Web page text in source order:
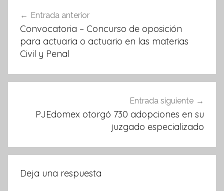
o
k
p
de
entradas
Entrada anterior
Convocatoria – Concurso de oposición
para actuaria o actuario en las materias
Civil y Penal
Entrada siguiente
PJEdomex otorgó 730 adopciones en su
juzgado especializado
Deja una respuesta